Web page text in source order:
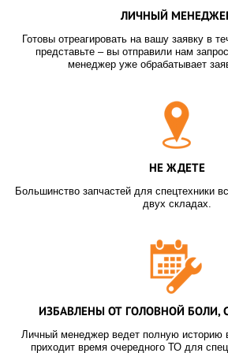
ЛИЧНЫЙ
Готовы отреагировать на вашу заявку в
представьте – вы отправили нам
менеджер уже обрабатывает
НЕ ЖДЕТЕ
Большинство запчастей для спецтехники
двух складах.
ИЗБАВЛЕНЫ ОТ ГОЛОВНОЙ БОЛИ,
Личный менеджер ведет полную историю
приходит время очередного ТО для